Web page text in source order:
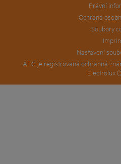
Právní
Ochrana
Soubory
Nastavení
AEG je registrovaná ochranná
Electrolux